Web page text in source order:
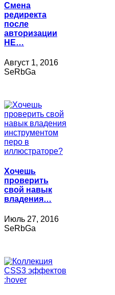
Смена
редиректа
после
авторизации
НЕ…
Август 1, 2016
SeRbGa
Хочешь
проверить
свой навык
владения…
Июль 27, 2016
SeRbGa